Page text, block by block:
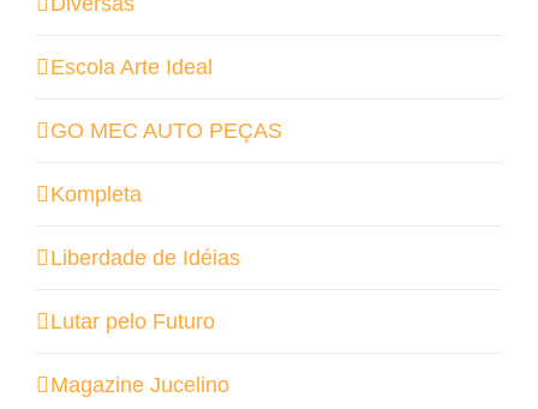
Escola Arte Ideal
GO MEC AUTO PEÇAS
Kompleta
Liberdade de Idéias
Lutar pelo Futuro
Magazine Jucelino